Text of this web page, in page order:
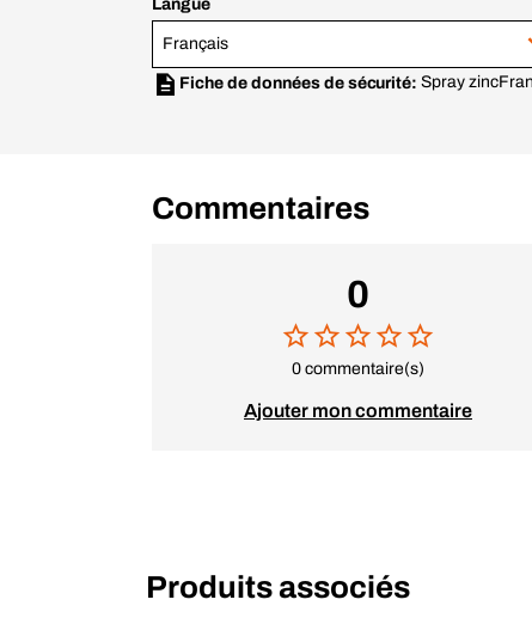
Langue
Français
Fiche de données de sécurité:Spray zinc
Commentaires
0
0 commentaire(s)
Ajouter mon commentaire
Produits associés